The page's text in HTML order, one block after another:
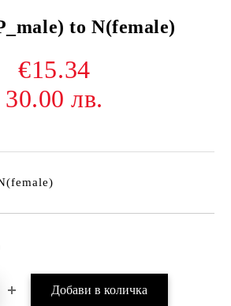
to N(female)
€15.34
30.00 лв.